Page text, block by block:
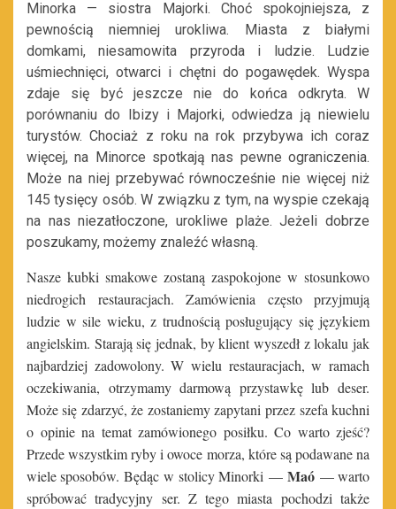
Minorka — siostra Majorki. Choć spokojniejsza, z
pewnością niemniej urokliwa. Miasta z białymi
domkami, niesamowita przyroda i ludzie. Ludzie
uśmiechnięci, otwarci i chętni do pogawędek. Wyspa
zdaje się być jeszcze nie do końca odkryta. W
porównaniu do Ibizy i Majorki, odwiedza ją niewielu
turystów. Chociaż z roku na rok przybywa ich coraz
więcej, na Minorce spotkają nas pewne ograniczenia.
Może na niej przebywać równocześnie nie więcej niż
145 tysięcy osób. W związku z tym, na wyspie czekają
na nas niezatłoczone, urokliwe plaże. Jeżeli dobrze
poszukamy, możemy znaleźć własną.
Nasze kubki smakowe zostaną zaspokojone w stosunkowo
niedrogich restauracjach. Zamówienia często przyjmują
ludzie w sile wieku, z trudnością posługujący się językiem
angielskim. Starają się jednak, by klient wyszedł z lokalu jak
najbardziej zadowolony. W wielu restauracjach, w ramach
oczekiwania, otrzymamy darmową przystawkę lub deser.
Może się zdarzyć, że zostaniemy zapytani przez szefa kuchni
o opinie na temat zamówionego posiłku. Co warto zjeść?
Przede wszystkim ryby i owoce morza, które są podawane na
wiele sposobów. Będącw stolicy Minorki —Maó — warto
spróbować tradycyjny ser. Z tego miasta pochodzi także